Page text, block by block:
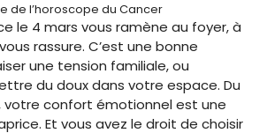
de l’horoscope du Cancer
le 4 mars vous ramène au foyer, à
rassure. C’est une bonne
une tension familiale, ou
du doux dans votre espace. Du
votre confort émotionnel est une
Et vous avez le droit de choisir